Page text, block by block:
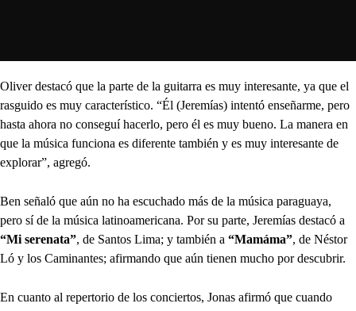
Oliver destacó que la parte de la guitarra es muy interesante, ya que el
rasguido es muy característico. “Él (Jeremías) intentó enseñarme, pero
hasta ahora no conseguí hacerlo, pero él es muy bueno. La manera en
que la música funciona es diferente también y es muy interesante de
explorar”, agregó.
Ben señaló que aún no ha escuchado más de la música paraguaya,
pero sí de la música latinoamericana. Por su parte, Jeremías destacó a
“Mi serenata”, de Santos Lima; y también a “Mamáma”, de Néstor
Ló y los Caminantes; afirmando que aún tienen mucho por descubrir.
En cuanto al repertorio de los conciertos, Jonas afirmó que cuando